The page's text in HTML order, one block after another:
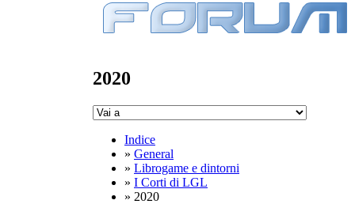
2020
Indice
» General
» Librogame e dintorni
» I Corti di LGL
» 2020